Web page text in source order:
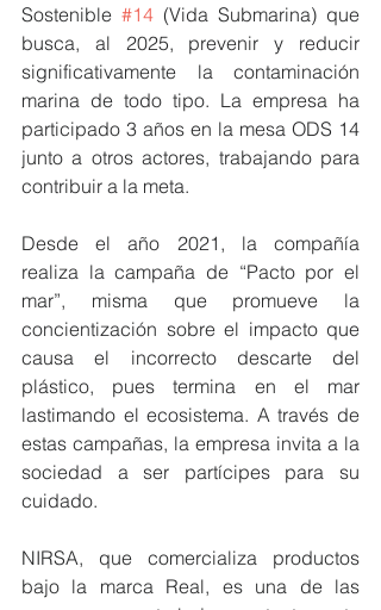
Sostenible #14 (Vida Submarina) que
busca, al 2025, prevenir y reducir
significativamente la contaminación
marina de todo tipo. La empresa ha
participado 3 años en la mesa ODS 14
junto a otros actores, trabajando para
contribuir a la meta.
Desde el año 2021, la compañía
realiza la campaña de “Pacto por el
mar”, misma que promueve la
concientización sobre el impacto que
causa el incorrecto descarte del
plástico, pues termina en el mar
lastimando el ecosistema. A través de
estas campañas, la empresa invita a la
sociedad a ser partícipes para su
cuidado.
NIRSA, que comercializa productos
bajo la marca Real, es una de las